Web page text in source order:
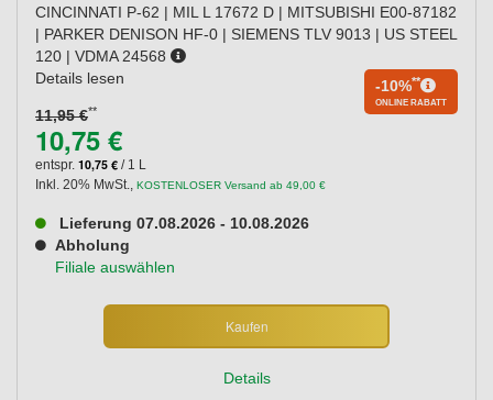
CINCINNATI P-62 | MIL L 17672 D | MITSUBISHI E00-87182
| PARKER DENISON HF-0 | SIEMENS TLV 9013 | US STEEL
120 | VDMA 24568
Details lesen
11,95 €**
-10%**
ONLINE RABATT
10,75 €
entspr. 10,75 € / 1 L
Inkl. 20% MwSt., KOSTENLOSER Versand ab 49,00 €
Lieferung 07.08.2026 - 10.08.2026
Abholung
Filiale auswählen
Kaufen
Details